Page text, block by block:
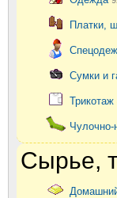
Платки,
Сумки и
Трикотаж
Чулочно-
Сырье,